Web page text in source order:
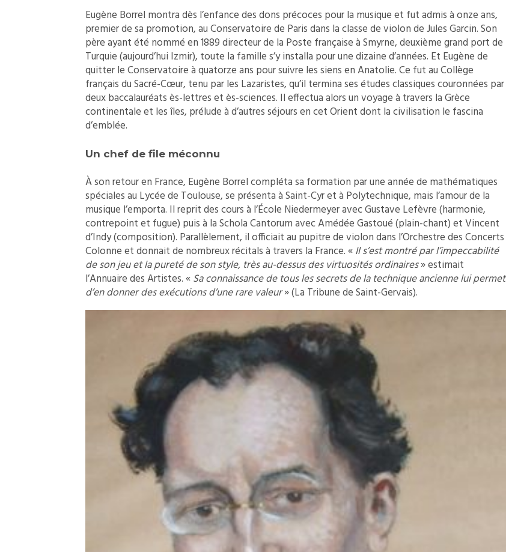
Eugène Borrel montra dès l’enfance des dons précoces pour la musique et fut admis à onze ans,
premier de sa promotion, au Conservatoire de Paris dans la classe de violon de Jules Garcin. Son
père ayant été nommé en 1889 directeur de la Poste française à Smyrne, deuxième grand port de
Turquie (aujourd’hui Izmir), toute la famille s’y installa pour une dizaine d’années. Et Eugène de
quitter le Conservatoire à quatorze ans pour suivre les siens en Anatolie. Ce fut au Collège
français du Sacré-Cœur, tenu par les Lazaristes, qu’il termina ses études classiques couronnées par
deux baccalauréats ès-lettres et ès-sciences. Il effectua alors un voyage à travers la Grèce
continentale et les îles, prélude à d’autres séjours en cet Orient dont la civilisation le fascina
d’emblée.
Un chef de file méconnu
À son retour en France, Eugène Borrel compléta sa formation par une année de mathématiques
spéciales au Lycée de Toulouse, se présenta à Saint-Cyr et à Polytechnique, mais l’amour de la
musique l’emporta. Il reprit des cours à l’École Niedermeyer avec Gustave Lefèvre (harmonie,
contrepoint et fugue) puis à la Schola Cantorum avec Amédée Gastoué (plain-chant) et Vincent
d’Indy (composition). Parallèlement, il officiait au pupitre de violon dans l’Orchestre des Concerts
Colonne et donnait de nombreux récitals à travers la France. «Il s’est montré par l’impeccabilité
de son jeu et la pureté de son style, très au-dessus des virtuosités ordinaires» estimait
l’Annuaire des Artistes. «Sa connaissance de tous les secrets de la technique ancienne lui permet
d’en donner des exécutions d’une rare valeur» (La Tribune de Saint-Gervais).